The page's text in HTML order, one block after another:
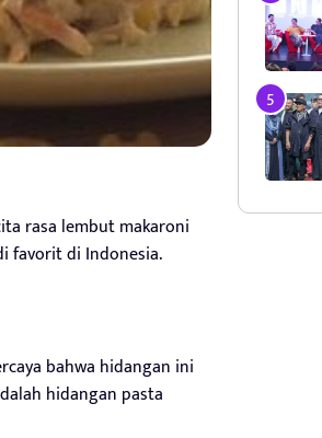
rasa lembut makaroni
favorit di Indonesia.
bahwa hidangan ini
hidangan pasta